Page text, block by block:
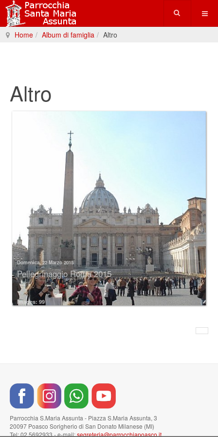
Home Album di famiglia Altro
Altro
Domenica, 22 Marzo 2015
Pellegrinaggio Roma 2015
Images: 99
Parrocchia S.Maria Assunta - Piazza S.Maria Assunta, 3
20097 Poasco Sorigherio di San Donato Milanese (MI)
Tel: 02 5692933 - e-mail:segreteria@parrocchiapoasco.it